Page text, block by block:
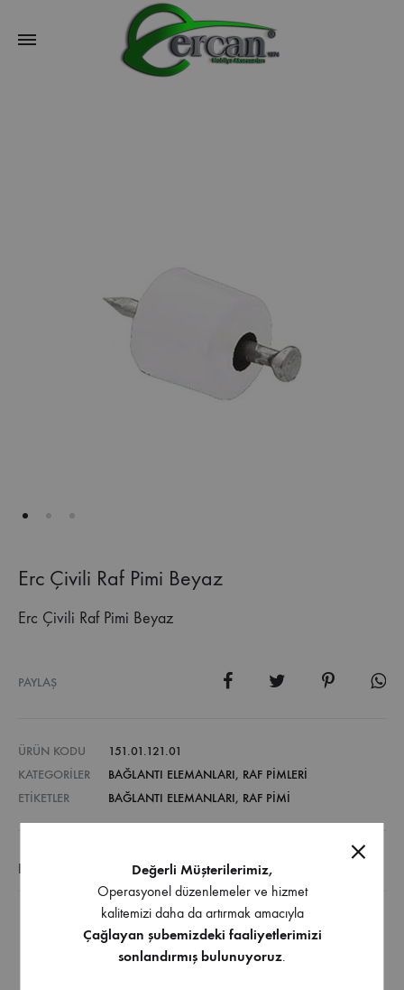
Erc Çivili Raf Pimi Beyaz
Erc Çivili Raf Pimi Beyaz
PAYLAŞ
ÜRÜN KODU
151.01.121.01
KATEGORILER
BAĞLANTI ELEMANLARI, RAF PIMLERI
ETIKETLER
BAĞLANTI ELEMANLARI, RAF PIMI
EK BILGI
Ürün çivi ve başlıkta bulunan plastik pimle bir takım
Değerli Müşterilerimiz,
Operasyonel düzenlemeler ve hizmet
kalitemizi daha da artırmak amacıyla
Çağlayan şubemizdeki faaliyetlerimizi
sonlandırmış bulunuyoruz.